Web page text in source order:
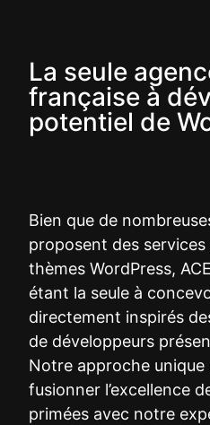
La seule
française à
potentiel de
Bien que de
proposent des
thèmes WordPress,
étant la seule à
directement inspirés
de développeurs
Notre approche
fusionner l’excellence
primées avec notre